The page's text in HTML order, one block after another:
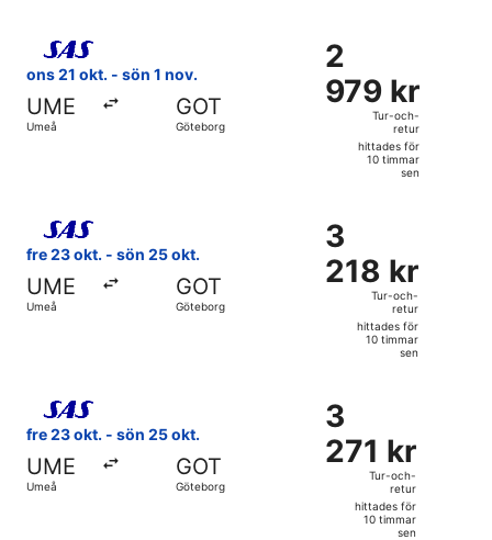
timmar
sen
ons 21 okt. - sön 1 nov.
UME
Umeå
GOT
Göteborg
2
979 kr
Tur-
retur,
hittades
timmar
sen
2
979 kr
Tur-och-
retur
hittades för
10 timmar
sen
Välj flyg med Scandinavian Airlines, med avresa ons
fre 23 okt. - sön 25 okt.
UME
Umeå
GOT
Göteborg
3
218 kr
Tur-
retur,
hittades
timmar
sen
3
218 kr
Tur-och-
retur
hittades för
10 timmar
sen
Välj flyg med Scandinavian Airlines, med avresa fre 23
fre 23 okt. - sön 25 okt.
UME
Umeå
GOT
Göteborg
3
271 kr
Tur-
retur,
hittades
3
271 kr
Tur-och-
retur
hittades för
10 timmar
sen
Välj flyg med Scandinavian Airlines, med avresa fre 23